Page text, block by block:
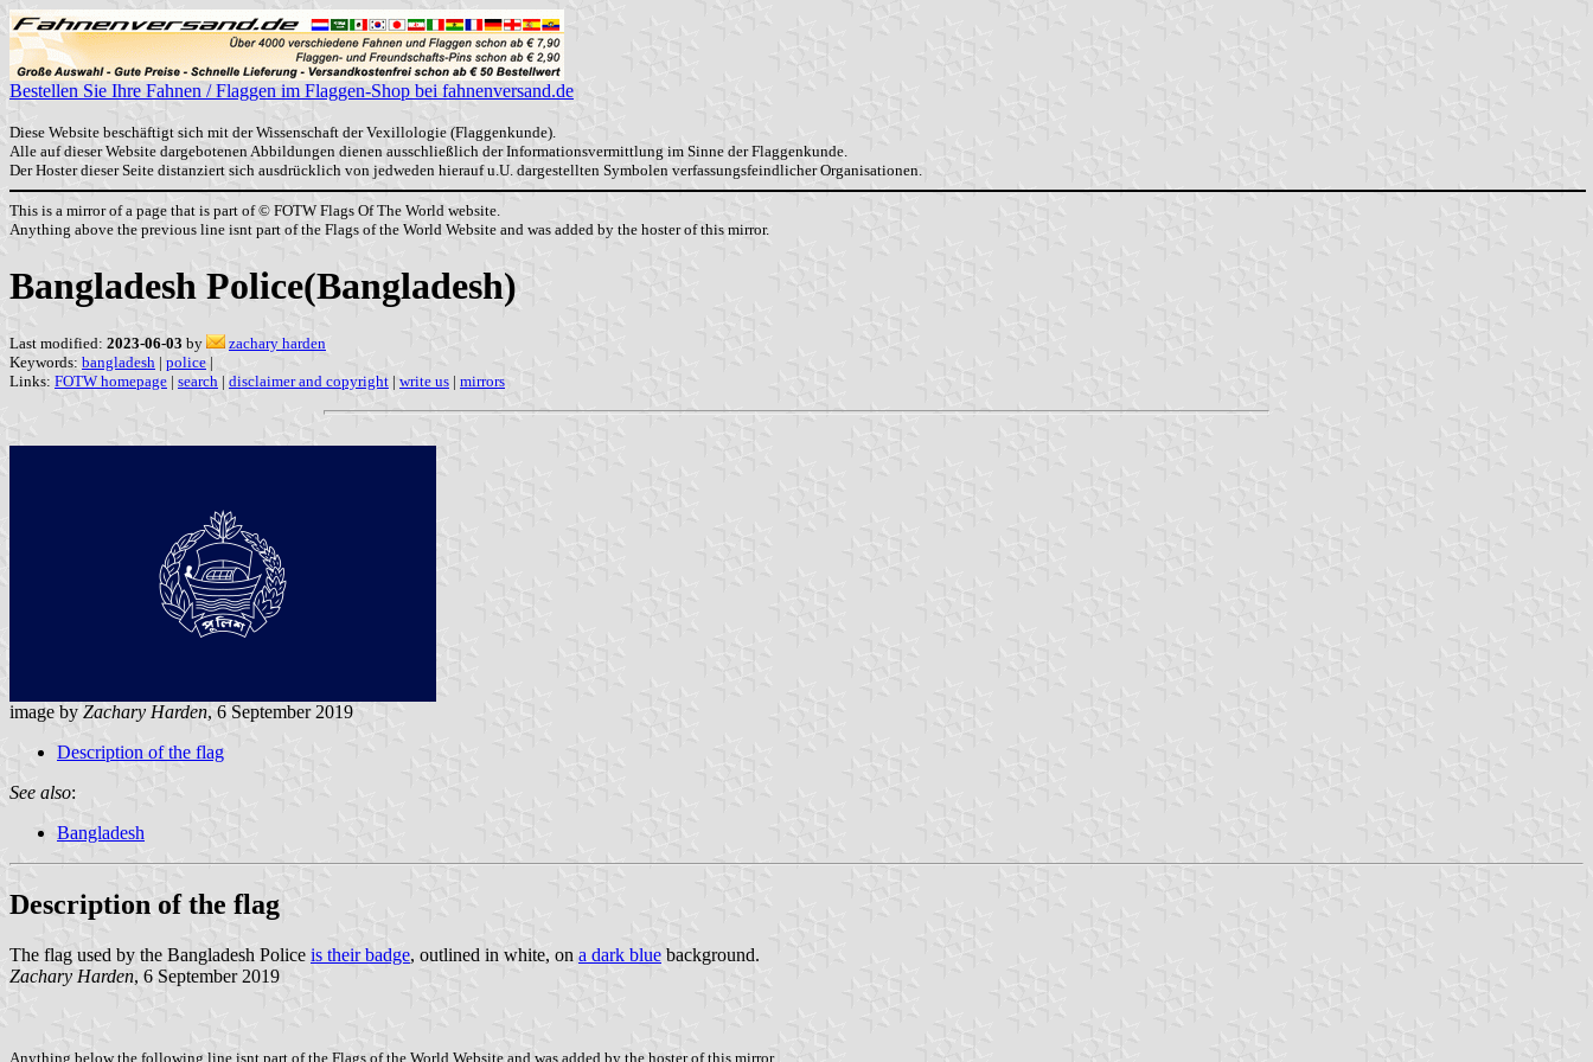
Bestellen Sie Ihre Fahnen / Flaggen im Flaggen-Shop bei fahnenversand.de
Diese Website beschäftigt sich mit der Wissenschaft der Vexillologie (Flaggenkunde).
Alle auf dieser Website dargebotenen Abbildungen dienen ausschließlich der Informationsvermittlung im Sinne der Flaggenkunde.
Der Hoster dieser Seite distanziert sich ausdrücklich von jedweden hierauf u.U. dargestellten Symbolen verfassungsfeindlicher Organisationen.
This is a mirror of a page that is part of © FOTW Flags Of The World website.
Anything above the previous line isnt part of the Flags of the World Website and was added by the hoster of this mirror.
Bangladesh Police(Bangladesh)
Last modified: 2023-06-03 by
zachary harden
Keywords: bangladesh | police |
Links: FOTW homepage | search | disclaimer and copyright | write us | mirrors
image by Zachary Harden, 6 September 2019
Description of the flag
See also:
Bangladesh
Description of the flag
The flag used by the Bangladesh Police is their badge, outlined in white, on a dark blue background.
Zachary Harden, 6 September 2019
Anything below the following line isnt part of the Flags of the World Website and was added by the hoster of this mirror.